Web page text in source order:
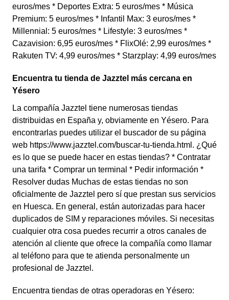
euros/mes * Deportes Extra: 5 euros/mes * Música
Premium: 5 euros/mes * Infantil Max: 3 euros/mes *
Millennial: 5 euros/mes * Lifestyle: 3 euros/mes *
Cazavision: 6,95 euros/mes * FlixOlé: 2,99 euros/mes *
Rakuten TV: 4,99 euros/mes * Starzplay: 4,99 euros/mes
Encuentra tu tienda de Jazztel más cercana en
Yésero
La compañía Jazztel tiene numerosas tiendas
distribuidas en España y, obviamente en Yésero. Para
encontrarlas puedes utilizar el buscador de su página
web https://www.jazztel.com/buscar-tu-tienda.html. ¿Qué
es lo que se puede hacer en estas tiendas? * Contratar
una tarifa * Comprar un terminal * Pedir información *
Resolver dudas Muchas de estas tiendas no son
oficialmente de Jazztel pero sí que prestan sus servicios
en Huesca. En general, están autorizadas para hacer
duplicados de SIM y reparaciones móviles. Si necesitas
cualquier otra cosa puedes recurrir a otros canales de
atención al cliente que ofrece la compañía como llamar
al teléfono para que te atienda personalmente un
profesional de Jazztel.
Encuentra tiendas de otras operadoras en Yésero: